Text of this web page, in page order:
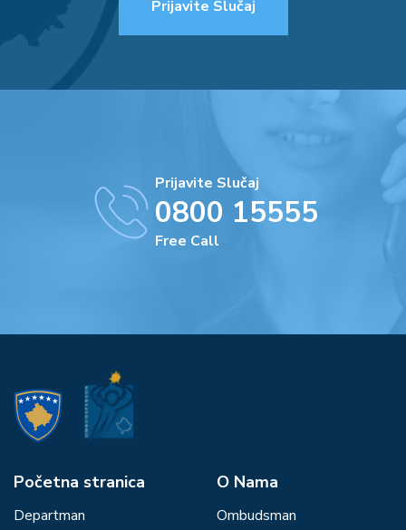
Prijavite Slučaj
Prijavite Slučaj
0800 15555
Free Call
Početna stranica
Departman
О Nama
Ombudsman